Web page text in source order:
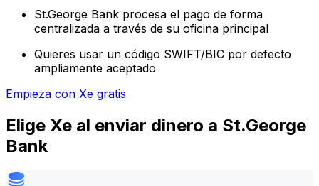
St.George Bank procesa el pago de forma
centralizada a través de su oficina principal
Quieres usar un código SWIFT/BIC por defecto
ampliamente aceptado
Empieza con Xe gratis
Elige Xe al enviar dinero a St.George
Bank